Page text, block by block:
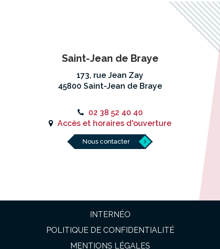
Saint-Jean de Braye
173, rue Jean Zay
45800 Saint-Jean de Braye
02 38 52 40 40
Accès et horaires d'ouverture
Nous contacter
INTERNÉO
POLITIQUE DE CONFIDENTIALITÉ
MENTIONS LÉGALES